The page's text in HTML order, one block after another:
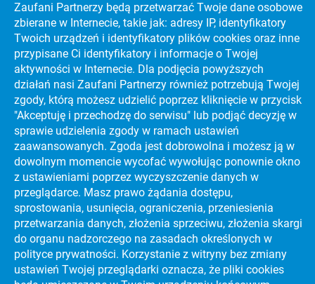
KATALOG UCZELNI WYŻSZYCH
PREVIEW SECTION
PORADNIKI
DARMOWY KURS MATURALNY!
PORADNIKI
STRES NA MATURZE
PORADNIKI
CIEKAWE KIERUNKI STUDIÓW
PORADNIKI
JAK ZDAĆ MATURĘ?
PORADNIKI
NAJLEPSZE UCZELNIE WYŻSZE NA ŚWIECIE
PORADNIKI
EFEKTYWNA NAUKA
ZOBACZ KATALOG UCZELNI WYŻSZYCH I
Zaufani Partnerzy będą przetwarzać Twoje dane osobowe
zbierane w Internecie, takie jak: adresy IP, identyfikatory
Twoich urządzeń i identyfikatory plików cookies oraz inne
przypisane Ci identyfikatory i informacje o Twojej
aktywności w Internecie. Dla podjęcia powyższych
działań nasi Zaufani Partnerzy również potrzebują Twojej
zgody, którą możesz udzielić poprzez kliknięcie w przycisk
"Akceptuję i przechodzę do serwisu" lub podjąć decyzję w
sprawie udzielenia zgody w ramach ustawień
zaawansowanych. Zgoda jest dobrowolna i możesz ją w
dowolnym momencie wycofać wywołując ponownie okno
z ustawieniami poprzez wyczyszczenie danych w
przeglądarce. Masz prawo żądania dostępu,
sprostowania, usunięcia, ograniczenia, przeniesienia
przetwarzania danych, złożenia sprzeciwu, złożenia skargi
do organu nadzorczego na zasadach określonych w
polityce prywatności. Korzystanie z witryny bez zmiany
ustawień Twojej przeglądarki oznacza, że pliki cookies